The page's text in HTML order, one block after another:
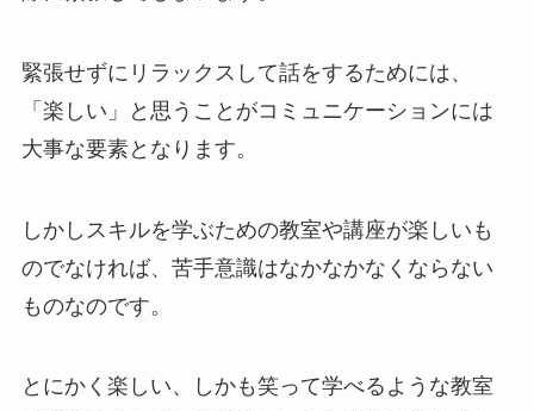
緊張せずにリラックスして話をするためには、
「楽しい」と思うことがコミュニケーションには
大事な要素となります。
しかしスキルを学ぶための教室や講座が楽しいも
のでなければ、苦手意識はなかなかなくならない
ものなのです。
とにかく楽しい、しかも笑って学べるような教室